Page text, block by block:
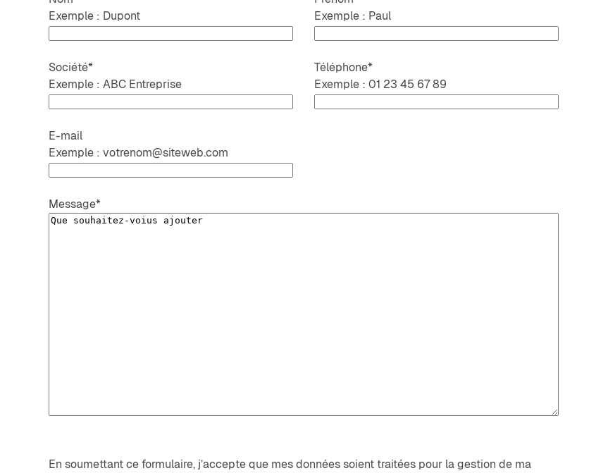
Exemple : Dupont
Exemple : Paul
Société*
Exemple : ABC Entreprise
Téléphone*
Exemple : 01 23 45 67 89
E-mail
Exemple : votrenom@siteweb.com
Message*
En soumettant ce formulaire, j’accepte que mes données soient traitées pour la gestion de ma